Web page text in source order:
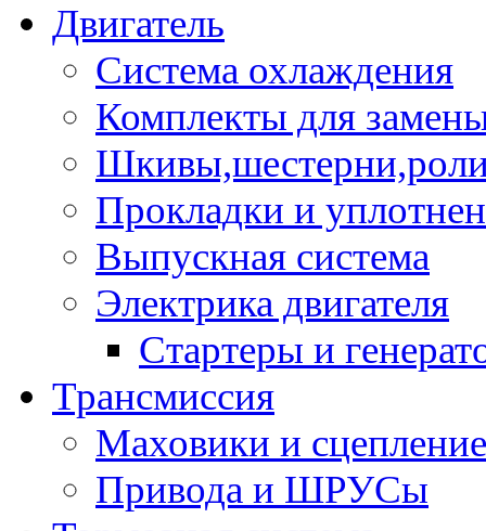
Двигатель
Система охлаждения
Комплекты для
Прокладки и
Выпускная система
Электрика двигателя
Стартеры и
Трансмиссия
Маховики и сцепление
Привода и ШРУСы